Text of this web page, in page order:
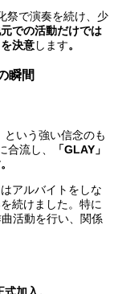
祭で演奏を続け、少
での活動だけでは
決意します。
瞬間
という強い信念のも
合流し、
「GLAY」
アルバイトをしな
続けました。特に
活動を行い、関係